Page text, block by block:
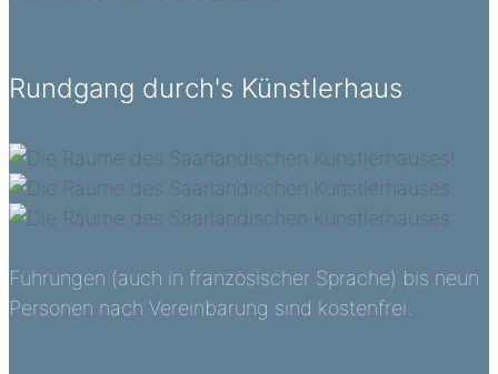
Rundgang durch's Künstlerhaus
Führungen (auch in französischer Sprache) bis neun
Personen nach Vereinbarung sind kostenfrei.